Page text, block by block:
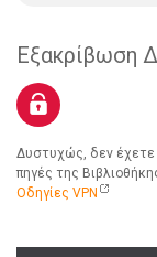
Εξακρίβωση
Δυστυχώς, δεν έχετε
πηγές της
Οδηγίες VPN